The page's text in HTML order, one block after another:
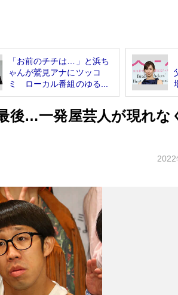
「お前のチチは…」と浜ち
ゃんが鷲見アナにツッコ
ミ ローカル番組のゆる...
後…一発屋芸人が現れな
2022